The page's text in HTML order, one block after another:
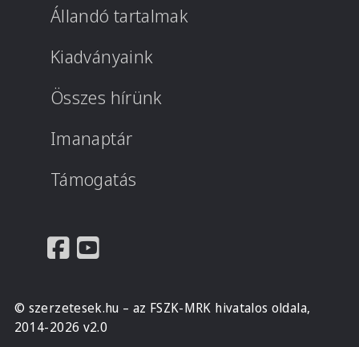
Állandó tartalmak
Kiadványaink
Összes hírünk
Imanaptár
Támogatás
© szerzetesek.hu – az FSZK-MRK hivatalos oldala,
2014-2026 v2.0